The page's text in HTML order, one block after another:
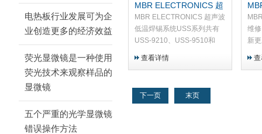
电热板行业发展可为企
业创造更多的经济效益
荧光显微镜是一种使用
荧光技术来观察样品的
显微镜
五个严重的光学显微镜
错误操作方法
母
MBR ELECTRONICS 超
声波低温焊锡系统USS系
列
MBR ELECTRONICS 超声波
低温焊锡系统USS系列共有
USS-9210、USS-9510和
焊剂，可在常压下实现较难焊
陶瓷、铝、钢、钛、硅、金属
氧化物、超导体）的焊接。
查看详情
统
维
新
下一页 末页